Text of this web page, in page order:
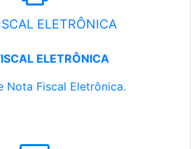
ELETRÔNICA
ELETRÔNICA
Nota Fiscal Eletrônica.